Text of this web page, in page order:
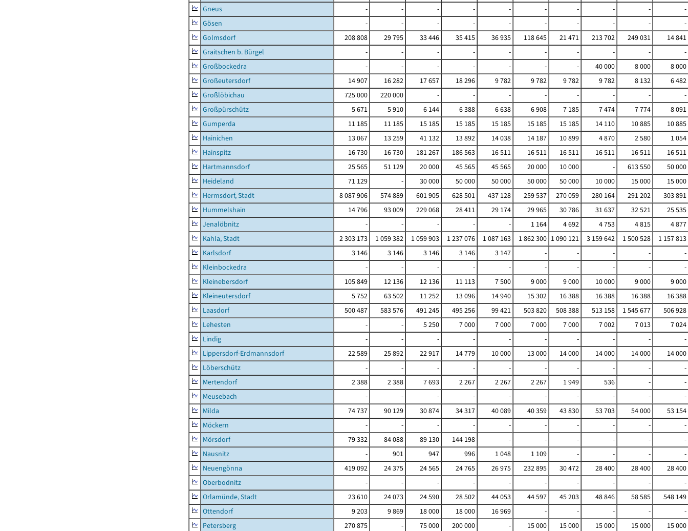
Gneus
- - - - - - - - -
-
Gösen
- - - - - - - - -
-
Golmsdorf
208 808 29 795 33 446 35 415 36 935 118 645 21 471 213 702 249 031
14 841
Graitschen b. Bürgel
- - - - - - - - -
-
Großbockedra
- - - - - - - 40 000 8 000
8 000
Großeutersdorf
14 907 16 282 17 657 18 296 9 782 9 782 9 782 9 782 8 132
6 482
Großlöbichau
725 000 220 000 - - - - - - -
-
Großpürschütz
5 671 5 910 6 144 6 388 6 638 6 908 7 185 7 474 7 774
8 091
Gumperda
11 185 11 185 15 185 15 185 15 185 15 185 15 185 14 110 10 885
10 885
Hainichen
13 067 13 259 41 132 13 892 14 038 14 187 10 899 4 870 2 580
1 054
Hainspitz
16 730 16 730 181 267 186 563 16 511 16 511 16 511 16 511 16 511
16 511
Hartmannsdorf
25 565 51 129 20 000 45 565 45 565 20 000 10 000 - 613 550
50 000
Heideland
71 129 - 30 000 50 000 50 000 50 000 50 000 10 000 15 000
15 000
Hermsdorf, Stadt
8 087 906 574 889 601 905 628 501 437 128 259 537 270 059 280 164 291 202
303 891
Hummelshain
14 796 93 009 229 068 28 411 29 174 29 965 30 786 31 637 32 521
25 535
Jenalöbnitz
- - - - - 1 164 4 692 4 753 4 815
4 877
Kahla, Stadt
2 303 173 1 059 382 1 059 903 1 237 076 1 087 163 1 862 300 1 090 121 3 159 642 1 500 528
1 157 813
Karlsdorf
3 146 3 146 3 146 3 146 3 147 - - - -
-
Kleinbockedra
- - - - - - - - -
-
Kleinebersdorf
105 849 12 136 12 136 11 113 7 500 9 000 9 000 10 000 9 000
9 000
Kleineutersdorf
5 752 63 502 11 252 13 096 14 940 15 302 16 388 16 388 16 388
16 388
Laasdorf
500 487 583 576 491 245 495 256 99 421 503 820 508 388 513 158 1 545 677
506 928
Lehesten
- - 5 250 7 000 7 000 7 000 7 000 7 002 7 013
7 024
Lindig
- - - - - - - - -
-
Lippersdorf-Erdmannsdorf
22 589 25 892 22 917 14 779 10 000 13 000 14 000 14 000 14 000
14 000
Löberschütz
- - - - - - - - -
-
Mertendorf
2 388 2 388 7 693 2 267 2 267 2 267 1 949 536 -
-
Meusebach
- - - - - - - - -
-
Milda
74 737 90 129 30 874 34 317 40 089 40 359 43 830 53 703 54 000
53 154
Möckern
- - - - - - - - -
-
Mörsdorf
79 332 84 088 89 130 144 198 - - - - -
-
Nausnitz
- 901 947 996 1 048 1 109 - - -
-
Neuengönna
419 092 24 375 24 565 24 765 26 975 232 895 30 472 28 400 28 400
28 400
Oberbodnitz
- - - - - - - - -
-
Orlamünde, Stadt
23 610 24 073 24 590 28 502 44 053 44 597 45 203 48 846 58 585
548 149
Ottendorf
9 203 9 869 18 000 18 000 16 969 - - - -
-
Petersberg
270 875 - 75 000 200 000 - 15 000 15 000 15 000 15 000
15 000